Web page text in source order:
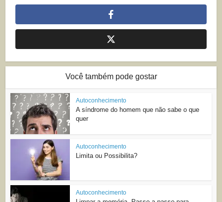
Você também pode gostar
Autoconhecimento
A síndrome do homem que não sabe o que
quer
Autoconhecimento
Limita ou Possibilita?
Autoconhecimento